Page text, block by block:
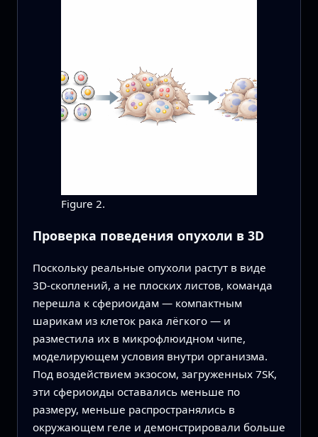
Figure 2.
Проверка поведения опухоли в 3D
Поскольку реальные опухоли растут в виде
3D‑скоплений, а не плоских листов, команда
перешла к сфериоидам — компактным
шарикам из клеток рака лёгкого — и
разместила их в микрофлюидном чипе,
моделирующем условия внутри организма.
Под воздействием экзосом, загруженных 7SK,
эти сфериоиды оставались меньше по
размеру, меньше распространялись в
окружающем геле и демонстрировали больше